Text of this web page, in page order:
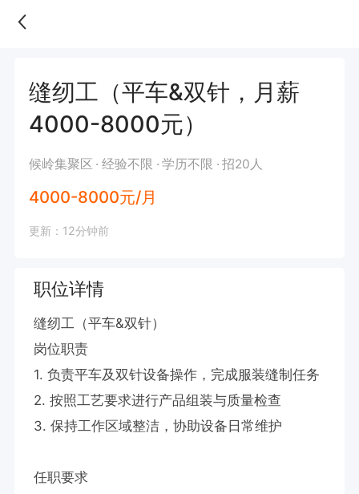
缝纫工（平车&双针，月薪
4000-8000元）
候岭集聚区 经验不限 学历不限 招20人
4000-8000元/月
更新：12分钟前
职位详情
缝纫工（平车&双针）
岗位职责
1. 负责平车及双针设备操作，完成服装缝制任务
2. 按照工艺要求进行产品组装与质量检查
3. 保持工作区域整洁，协助设备日常维护
任职要求